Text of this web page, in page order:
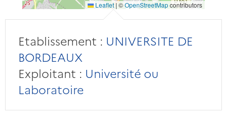
Leaflet| ©OpenStreetMapcontributors
Etablissement : UNIVERSITE DE
BORDEAUX
Exploitant : Université ou
Laboratoire